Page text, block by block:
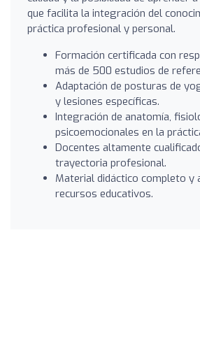
que facilita la integración del
práctica profesional y personal.
Formación certificada con
más de 500 estudios de
Adaptación de posturas de
y lesiones específicas.
Integración de anatomía,
psicoemocionales en la
Docentes altamente
trayectoria profesional.
Material didáctico completo y
recursos educativos.